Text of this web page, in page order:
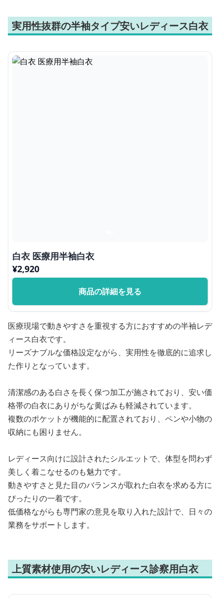
実用性抜群の半袖タイプ安いレディース白衣
白衣 医療用半袖白衣
¥2,920
商品の詳細を見る
医療現場で動きやすさを重視する方におすすめの半袖レデ
ィース白衣です。
リーズナブルな価格設定ながら、実用性を徹底的に追求し
た作りとなっています。
清潔感のある白さを長く保つ加工が施されており、安い価
格帯の白衣にありがちな黄ばみも軽減されています。
複数のポケットが機能的に配置されており、ペンや小物の
収納にも困りません。
レディース向けに設計されたシルエットで、体型を問わず
美しく着こなせるのも魅力です。
動きやすさと見た目のバランスが取れた白衣を求める方に
ぴったりの一着です。
低価格ながらも専門家の意見を取り入れた設計で、日々の
業務をサポートします。
上質素材使用の安いレディース診察用白衣